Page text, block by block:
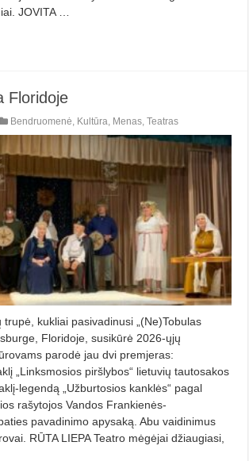
JOVITA …
Floridoje
Bendruomenė, Kultūra, Menas,Teatras
trupė, kukliai pasivadinusi „(Ne)Tobulas
Floridoje, susikūrė 2026-ųjų
parodė jau dvi premjeras:
„Linksmosios piršlybos“ lietuvių tautosakos
legendą „Užburtosios kanklės“ pagal
rašytojos Vandos Frankienės-
pavadinimo apysaką. Abu vaidinimus
RŪTA LIEPA Teatro mėgėjai džiaugiasi,